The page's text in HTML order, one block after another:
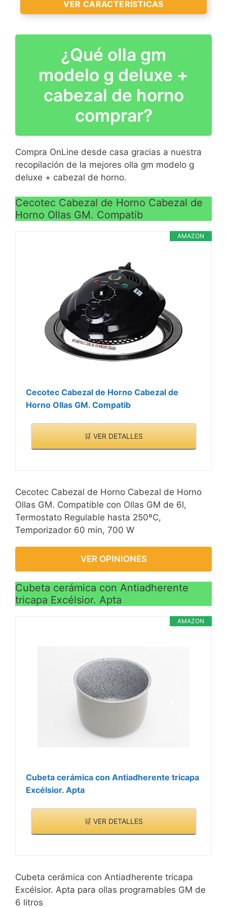
Protección eficaz para la
pantalla a un precio
económico (2 Unidades) -
compatible con Cecotec
Olla GM Modelo G Deluxe
Protección Dura Anti-
Rayado: Este protector
pantalla de golpes y
arañazos
Alta transparencia y Anti-
de tu dispositivo se verán
nítidos y se minimizarán
VER
CARACTERÍSTICAS
VER CARACTERÍSTICAS
>
¿Qué olla gm
modelo g deluxe +
cabezal de horno
comprar?
Compra OnLine desde casa gracias a nuestra
recopilación de la mejores olla gm modelo g
deluxe + cabezal de horno.
Cecotec Cabezal de Horno Cabezal de
Horno Ollas GM. Compatib
AMAZON
Cecotec Cabezal de Horno Cabezal de
Horno Ollas GM. Compatib
🛒 VER DETALLES
Cecotec Cabezal de Horno Cabezal de Horno
Ollas GM. Compatible con Ollas GM de 6l,
Termostato Regulable hasta 250ºC,
Temporizador 60 min, 700 W
VER OPINIONES
Cubeta cerámica con Antiadherente
tricapa Excélsior. Apta
AMAZON
Cubeta cerámica con Antiadherente tricapa
Excélsior. Apta
🛒 VER DETALLES
Cubeta cerámica con Antiadherente tricapa
Excélsior. Apta para ollas programables GM de
6 litros